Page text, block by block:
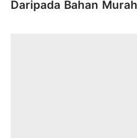
Daripada Bahan Murah